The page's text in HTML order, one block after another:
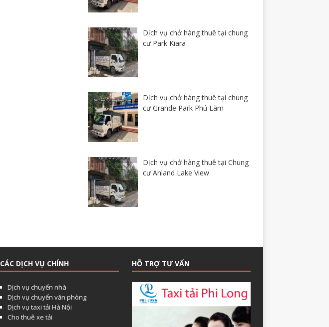
Dịch vụ chở hàng thuê tại chung
cư Park Kiara
Dịch vụ chở hàng thuê tại chung
cư Grande Park Phú Lãm
Dịch vụ chở hàng thuê tại Chung
cư Anland Lake View
CÁC DỊCH VỤ CHÍNH
Dịch vụ chuyển nhà
Dịch vụ chuyển văn phòng
Dịch vụ taxi tải Hà Nội
Cho thuê xe tải
HỖ TRỢ TƯ VẤN